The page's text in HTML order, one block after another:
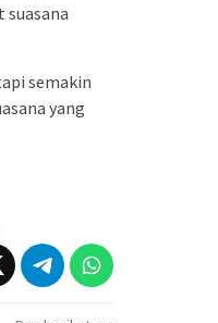
semakin
yang